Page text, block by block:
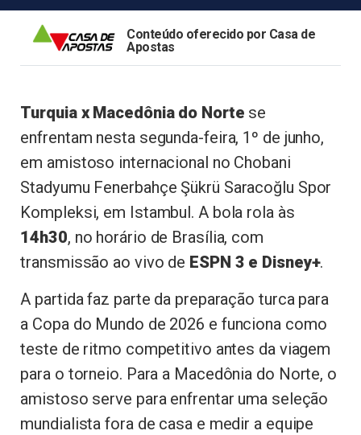
Conteúdo oferecido por Casa de
Apostas
Turquia x Macedônia do Norte se
enfrentam nesta segunda-feira, 1º de junho,
em amistoso internacional no Chobani
Stadyumu Fenerbahçe Şükrü Saracoğlu Spor
Kompleksi, em Istambul. A bola rola às
14h30, no horário de Brasília, com
transmissão ao vivo de ESPN 3 e Disney+.
A partida faz parte da preparação turca para
a Copa do Mundo de 2026 e funciona como
teste de ritmo competitivo antes da viagem
para o torneio. Para a Macedônia do Norte, o
amistoso serve para enfrentar uma seleção
mundialista fora de casa e medir a equipe